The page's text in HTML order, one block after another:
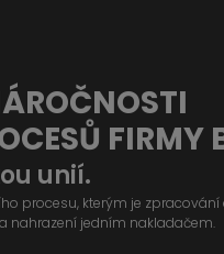
FIRMY
unií.
procesu, kterým je
nahrazení jedním nakladačem.